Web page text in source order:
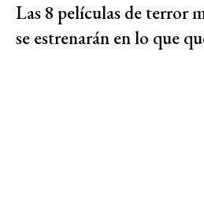
Las 8 películas de terror
se estrenarán en lo que